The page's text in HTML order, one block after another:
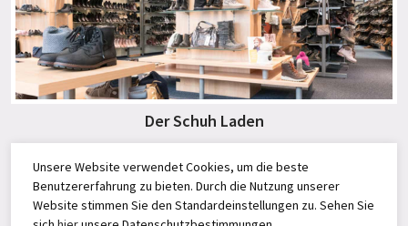
Der Schuh Laden
Unsere Website verwendet Cookies, um die beste
Benutzererfahrung zu bieten. Durch die Nutzung unserer
Website stimmen Sie den Standardeinstellungen zu. Sehen Sie